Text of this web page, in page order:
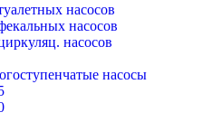
насосов
насосов
насосов
насосы